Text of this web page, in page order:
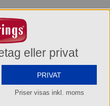
eller privat
PRIVAT
Priser visas inkl. moms